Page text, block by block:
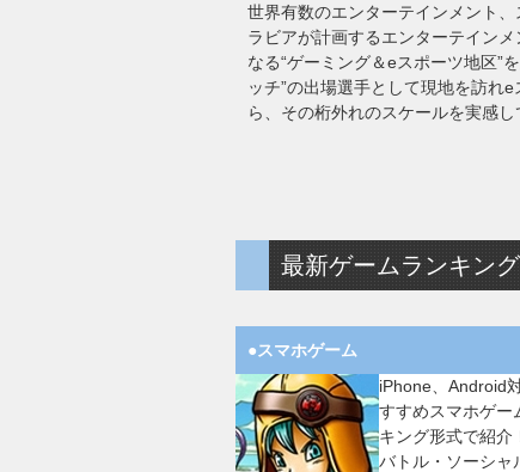
世界有数のエンターテインメント
ラビアが計画するエンターテイン
なる“ゲーミング＆eスポーツ地区”
ッチ”の出場選手として現地を訪れ
ら、その桁外れのスケールを実感し
最新ゲームランキング
●スマホゲーム
iPhone、Android
すすめスマホゲー
キング形式で紹介
バトル・ソーシャ